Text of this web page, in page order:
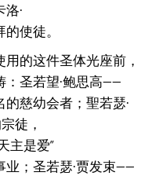
·
使徒。
的这件圣体光座前，
：圣若望·鲍思高——
慈幼会者；聖若瑟·
徒，
主是爱”
业；圣若瑟·贾发束——